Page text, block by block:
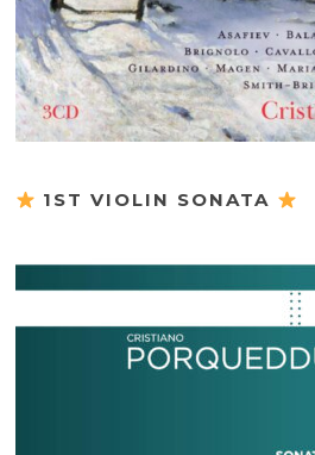
1ST VIOLIN SONATA